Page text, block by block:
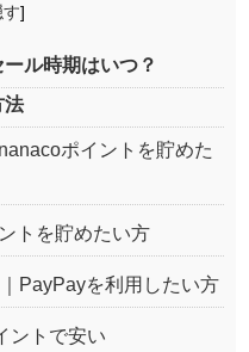
す]
ル時期はいつ？
法
ポイントを貯めた
トを貯めたい方
PayPayを利用したい方
ントで安い